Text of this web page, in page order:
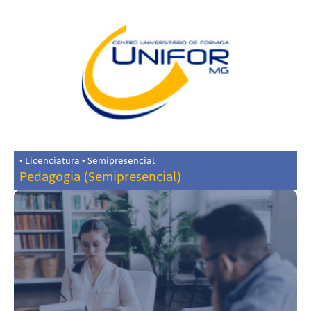
• Licenciatura • Semipresencial
Pedagogia (Semipresencial)